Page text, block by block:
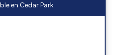
en Cedar Park